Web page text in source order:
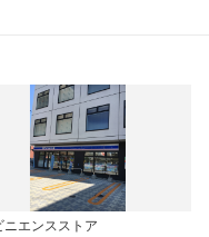
ニエンスストア